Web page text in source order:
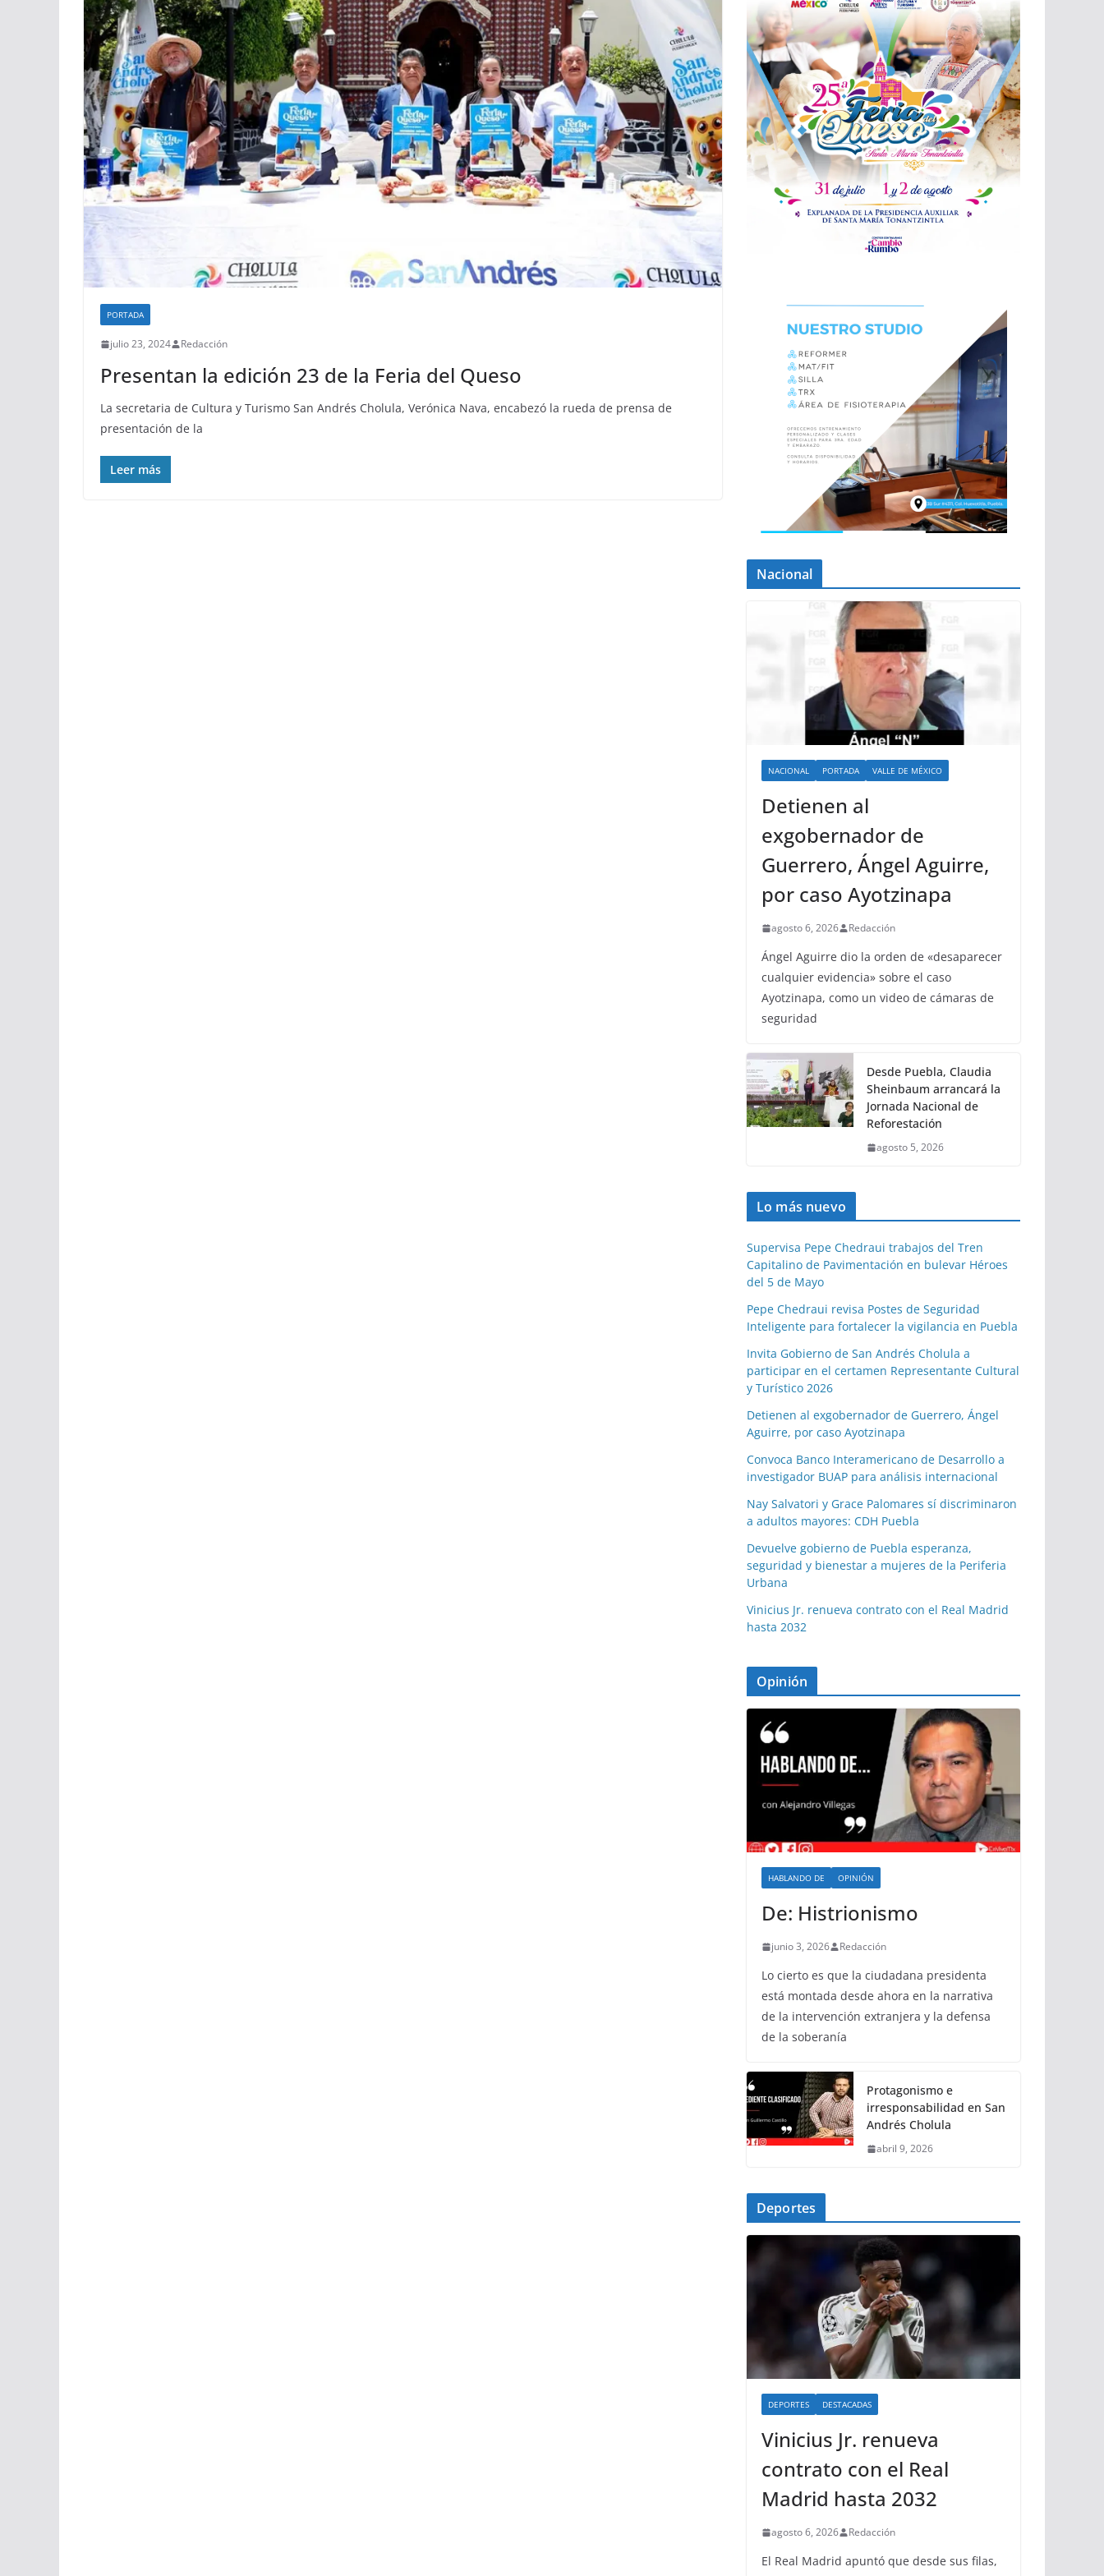
PORTADA
julio 23, 2024 Redacción
Presentan la edición 23 de la Feria del Queso
La secretaria de Cultura y Turismo San Andrés Cholula, Verónica Nava, encabezó la rueda de prensa de
presentación de la
Leer más
Nacional
NACIONAL PORTADA VALLE DE MÉXICO
Detienen al
exgobernador de
Guerrero, Ángel Aguirre,
por caso Ayotzinapa
agosto 6, 2026 Redacción
Ángel Aguirre dio la orden de «desaparecer
cualquier evidencia» sobre el caso
Ayotzinapa, como un video de cámaras de
seguridad
Desde Puebla, Claudia
Sheinbaum arrancará la
Jornada Nacional de
Reforestación
agosto 5, 2026
Lo más nuevo
Supervisa Pepe Chedraui trabajos del Tren
Capitalino de Pavimentación en bulevar Héroes
del 5 de Mayo
Pepe Chedraui revisa Postes de Seguridad
Inteligente para fortalecer la vigilancia en Puebla
Invita Gobierno de San Andrés Cholula a
participar en el certamen Representante Cultural
y Turístico 2026
Detienen al exgobernador de Guerrero, Ángel
Aguirre, por caso Ayotzinapa
Convoca Banco Interamericano de Desarrollo a
investigador BUAP para análisis internacional
Nay Salvatori y Grace Palomares sí discriminaron
a adultos mayores: CDH Puebla
Devuelve gobierno de Puebla esperanza,
seguridad y bienestar a mujeres de la Periferia
Urbana
Vinicius Jr. renueva contrato con el Real Madrid
hasta 2032
Opinión
HABLANDO DE OPINIÓN
De: Histrionismo
junio 3, 2026 Redacción
Lo cierto es que la ciudadana presidenta
está montada desde ahora en la narrativa
de la intervención extranjera y la defensa
de la soberanía
Protagonismo e
irresponsabilidad en San
Andrés Cholula
abril 9, 2026
Deportes
DEPORTES DESTACADAS
Vinicius Jr. renueva
contrato con el Real
Madrid hasta 2032
agosto 6, 2026 Redacción
El Real Madrid apuntó que desde sus filas,